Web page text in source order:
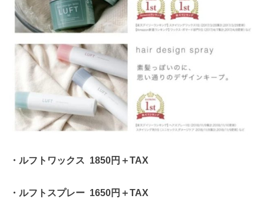
・ルフトワックス 1850円＋TAX
・ルフトスプレー 1650円＋TAX